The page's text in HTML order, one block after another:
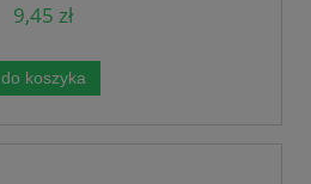
9,45 zł
do koszyka